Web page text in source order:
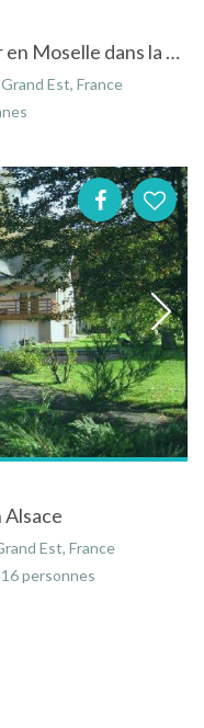
Gîte "Sous l'écorce" à Niderviller en Moselle dans la Lorraine
Est, France
Alsace
Est, France
16 personnes